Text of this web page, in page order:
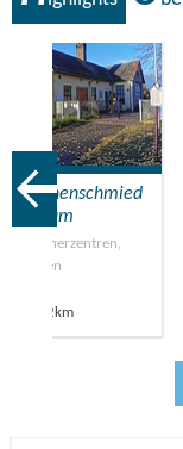
Storchenschmied
e Linum
Besucherzentren,
Museen
38.2km